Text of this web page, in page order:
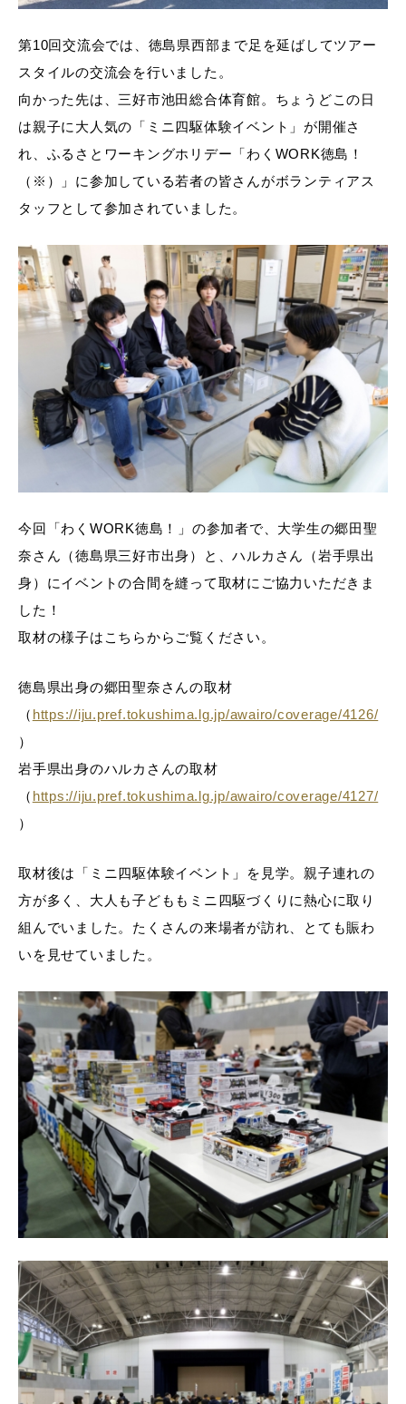
第10回交流会では、徳島県西部まで足を延ばしてツアー
スタイルの交流会を行いました。
向かった先は、三好市池田総合体育館。ちょうどこの日
は親子に大人気の「ミニ四駆体験イベント」が開催さ
れ、ふるさとワーキングホリデー「わくWORK徳島！
（※）」に参加している若者の皆さんがボランティアス
タッフとして参加されていました。
今回「わくWORK徳島！」の参加者で、大学生の郷田聖
奈さん（徳島県三好市出身）と、ハルカさん（岩手県出
身）にイベントの合間を縫って取材にご協力いただきま
した！
取材の様子はこちらからご覧ください。
徳島県出身の郷田聖奈さんの取材
（ https://iju.pref.tokushima.lg.jp/awairo/coverage/4126/
）
岩手県出身のハルカさんの取材
（ https://iju.pref.tokushima.lg.jp/awairo/coverage/4127/
）
取材後は「ミニ四駆体験イベント」を見学。親子連れの
方が多く、大人も子どももミニ四駆づくりに熱心に取り
組んでいました。たくさんの来場者が訪れ、とても賑わ
いを見せていました。